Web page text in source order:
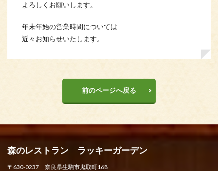
よろしくお願いします。
年末年始の営業時間については
近々お知らせいたします。
前のページへ戻る
森のレストラン ラッキーガーデン
〒630-0237 奈良県生駒市鬼取町168